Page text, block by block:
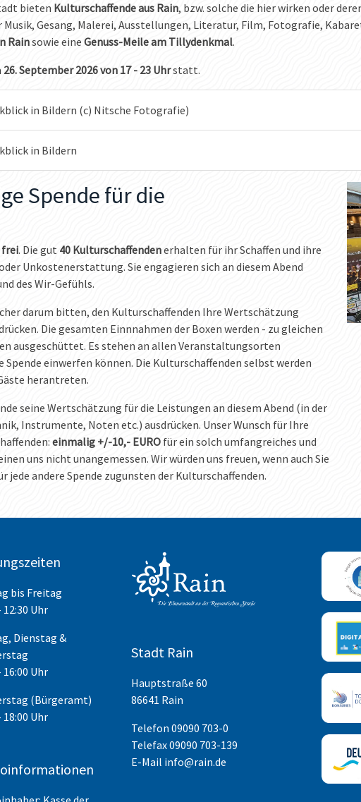
bieten Kulturschaffende aus Rain, bzw. solche die hier wirken oder
Gesang, Malerei, Ausstellungen, Literatur, Film, Fotografie,
Rainsowie eine Genuss-Meile am Tillydenkmal.
26. September 2026 von 17 - 23 Uhrstatt.
in Bildern (c) Nitsche Fotografie)
in Bildern
Spende für die
frei. Die gut 40 Kulturschaffendenerhalten für ihr Schaffen und ihre
Unkostenerstattung. Sie engagieren sich an diesem Abend
des Wir-Gefühls.
darum bitten, den Kulturschaffenden Ihre Wertschätzung
Die gesamten Einnnahmen der Boxen werden - zu gleichen
ausgeschüttet. Es stehen an allen Veranstaltungsorten
einwerfen können. Die Kulturschaffenden selbst werden
herantreten.
seine Wertschätzung für die Leistungen an diesem Abend (in der
Instrumente, Noten etc.) ausdrücken. Unser Wunsch für Ihre
einmalig +/-10,- EURO für ein solch umfangreiches und
uns nicht unangemessen. Wir würden uns freuen, wenn auch Sie
jede andere Spende zugunsten der Kulturschaffenden.
bis Freitag
12:30 Uhr
Dienstag &
16:00 Uhr
(Bürgeramt)
18:00 Uhr
Stadt Rain
Hauptstraße 60
86641 Rain
Telefon 09090 703-0
Telefax 09090 703-139
E-Mail info@rain.de